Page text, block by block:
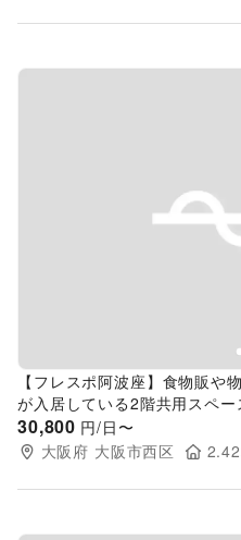
Previous slide
【フレスポ阿波座】食物販や
が入居している2階共用スペ
30,800 円/日〜
大阪府 大阪市西区 2.42